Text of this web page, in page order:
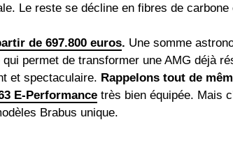
Le reste se décline en fibres de carbone
de 697.800 euros. Une somme
permet de transformer une AMG déjà
et spectaculaire. Rappelons tout de
E-Performance très bien équipée. Mais
Brabus unique.